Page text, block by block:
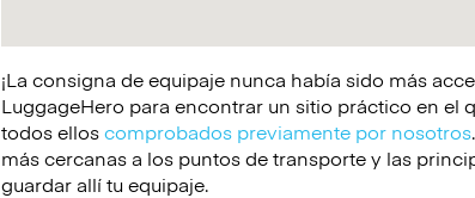
¡La consigna de equipaje nunca había sido más
LuggageHero para encontrar un sitio práctico en el
todos elloscomprobados previamente por nosotros
más cercanas a los puntos de transporte y las
guardar allí tu equipaje.